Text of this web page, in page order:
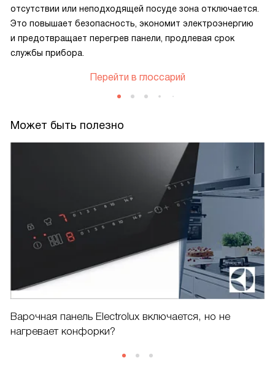
отсутствии или неподходящей посуде зона отключается.
Это повышает безопасность, экономит электроэнергию
и предотвращает перегрев панели, продлевая срок
службы прибора.
Перейти в глоссарий
Может быть полезно
Варочная панель Electrolux включается, но не
нагревает конфорки?